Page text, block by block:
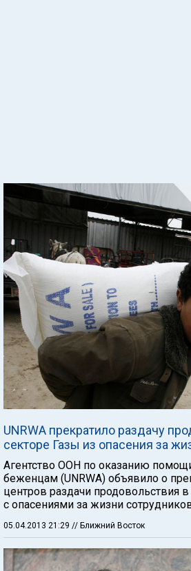
UNRWA прекратило раздачу
секторе Газы из опасения за
Агентство ООН по оказанию
беженцам (UNRWA) объявило о
центров раздачи продовольствия
с опасениями за жизни
05.04.2013 21:29 // Ближний Восток